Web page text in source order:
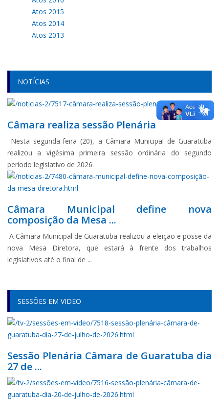
Atos 2015
Atos 2014
Atos 2013
NOTÍCIAS
Câmara realiza sessão Plenária
Nesta segunda-feira (20), a Câmara Municipal de Guaratuba
realizou a vigésima primeira sessão ordinária do segundo
período legislativo de 2026.
Câmara Municipal define nova
composição da Mesa ...
A Câmara Municipal de Guaratuba realizou a eleição e posse da
nova Mesa Diretora, que estará à frente dos trabalhos
legislativos até o final de ...
SESSÕES EM VIDEO
Sessão Plenária Câmara de Guaratuba dia
27 de ...